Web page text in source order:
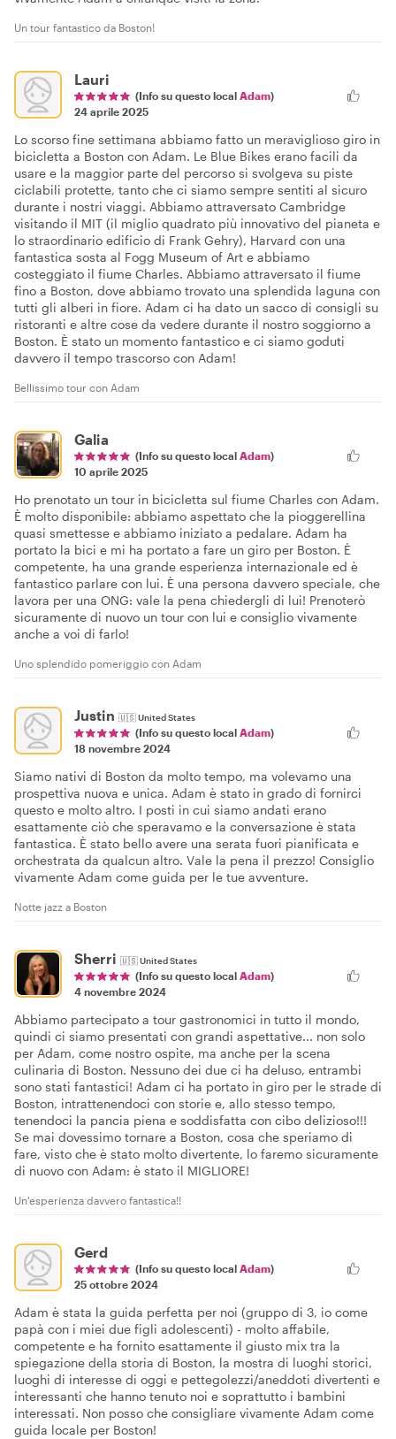
Un tour fantastico da Boston!
Lauri
(Info su questo local Adam)
24 aprile 2025
Lo scorso fine settimana abbiamo fatto un meraviglioso giro in
bicicletta a Boston con Adam. Le Blue Bikes erano facili da
usare e la maggior parte del percorso si svolgeva su piste
ciclabili protette, tanto che ci siamo sempre sentiti al sicuro
durante i nostri viaggi. Abbiamo attraversato Cambridge
visitando il MIT (il miglio quadrato più innovativo del pianeta e
lo straordinario edificio di Frank Gehry), Harvard con una
fantastica sosta al Fogg Museum of Art e abbiamo
costeggiato il fiume Charles. Abbiamo attraversato il fiume
fino a Boston, dove abbiamo trovato una splendida laguna con
tutti gli alberi in fiore. Adam ci ha dato un sacco di consigli su
ristoranti e altre cose da vedere durante il nostro soggiorno a
Boston. È stato un momento fantastico e ci siamo goduti
davvero il tempo trascorso con Adam!
Bellissimo tour con Adam
Galia
(Info su questo local Adam)
10 aprile 2025
Ho prenotato un tour in bicicletta sul fiume Charles con Adam.
È molto disponibile: abbiamo aspettato che la pioggerellina
quasi smettesse e abbiamo iniziato a pedalare. Adam ha
portato la bici e mi ha portato a fare un giro per Boston. È
competente, ha una grande esperienza internazionale ed è
fantastico parlare con lui. È una persona davvero speciale, che
lavora per una ONG: vale la pena chiedergli di lui! Prenoterò
sicuramente di nuovo un tour con lui e consiglio vivamente
anche a voi di farlo!
Uno splendido pomeriggio con Adam
Justin 🇺🇸United States
(Info su questo local Adam)
18 novembre 2024
Siamo nativi di Boston da molto tempo, ma volevamo una
prospettiva nuova e unica. Adam è stato in grado di fornirci
questo e molto altro. I posti in cui siamo andati erano
esattamente ciò che speravamo e la conversazione è stata
fantastica. È stato bello avere una serata fuori pianificata e
orchestrata da qualcun altro. Vale la pena il prezzo! Consiglio
vivamente Adam come guida per le tue avventure.
Notte jazz a Boston
Sherri 🇺🇸United States
(Info su questo local Adam)
4 novembre 2024
Abbiamo partecipato a tour gastronomici in tutto il mondo,
quindi ci siamo presentati con grandi aspettative... non solo
per Adam, come nostro ospite, ma anche per la scena
culinaria di Boston. Nessuno dei due ci ha deluso, entrambi
sono stati fantastici! Adam ci ha portato in giro per le strade di
Boston, intrattenendoci con storie e, allo stesso tempo,
tenendoci la pancia piena e soddisfatta con cibo delizioso!!!
Se mai dovessimo tornare a Boston, cosa che speriamo di
fare, visto che è stato molto divertente, lo faremo sicuramente
di nuovo con Adam: è stato il MIGLIORE!
Un'esperienza davvero fantastica!!
Gerd
(Info su questo local Adam)
25 ottobre 2024
Adam è stata la guida perfetta per noi (gruppo di 3, io come
papà con i miei due figli adolescenti) - molto affabile,
competente e ha fornito esattamente il giusto mix tra la
spiegazione della storia di Boston, la mostra di luoghi storici,
luoghi di interesse di oggi e pettegolezzi/aneddoti divertenti e
interessanti che hanno tenuto noi e soprattutto i bambini
interessati. Non posso che consigliare vivamente Adam come
guida locale per Boston!